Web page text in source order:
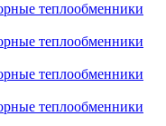
теплообменники
теплообменники
теплообменники
теплообменники